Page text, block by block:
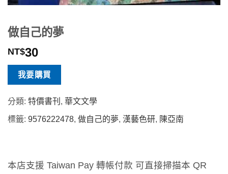
做自己的夢
NT$30
我要購買
分類: 特價書刊 , 華文文學
標籤: 9576222478, 做自己的夢, 漢藝色研, 陳亞南
本店支援 Taiwan Pay 轉帳付款 可直接掃描本 QR